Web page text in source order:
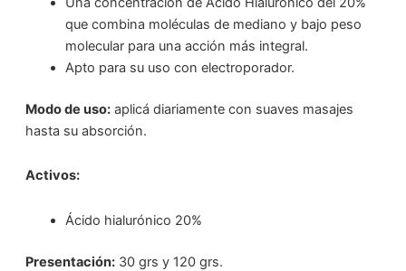
que combina moléculas de mediano y bajo peso
molecular para una acción más integral.
Apto para su uso con electroporador.
Modo de uso:aplicá diariamente con suaves masajes
hasta su absorción.
Activos:
Ácido hialurónico 20%
Presentación:30 grs y 120 grs.